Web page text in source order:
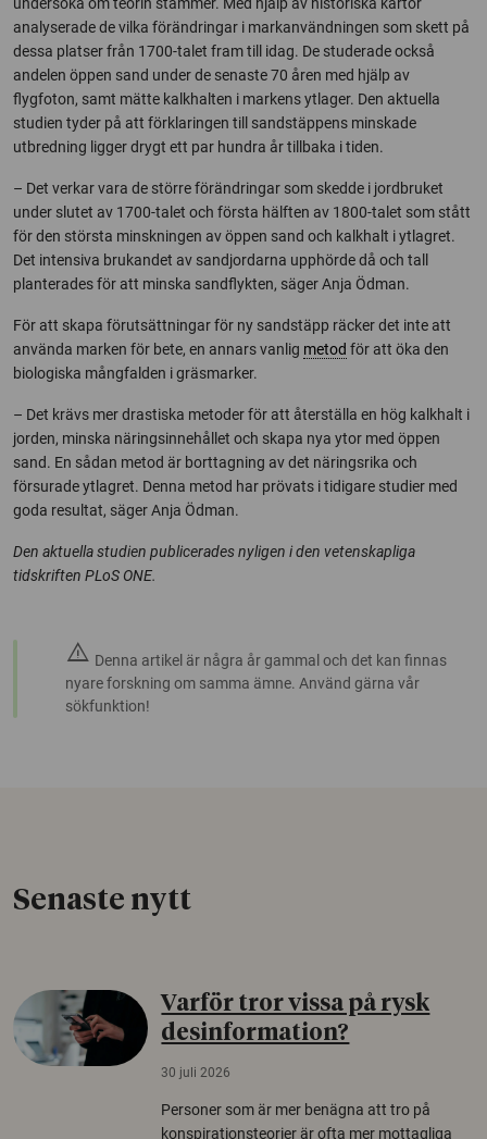
analyserade de vilka förändringar i markanvändningen som skett på
dessa platser från 1700-talet fram till idag. De studerade också
andelen öppen sand under de senaste 70 åren med hjälp av
flygfoton, samt mätte kalkhalten i markens ytlager. Den aktuella
studien tyder på att förklaringen till sandstäppens minskade
utbredning ligger drygt ett par hundra år tillbaka i tiden.
– Det verkar vara de större förändringar som skedde i jordbruket
under slutet av 1700-talet och första hälften av 1800-talet som stått
för den största minskningen av öppen sand och kalkhalt i ytlagret.
Det intensiva brukandet av sandjordarna upphörde då och tall
planterades för att minska sandflykten, säger Anja Ödman.
För att skapa förutsättningar för ny sandstäpp räcker det inte att
använda marken för bete, en annars vanlig metod för att öka den
biologiska mångfalden i gräsmarker.
– Det krävs mer drastiska metoder för att återställa en hög kalkhalt i
jorden, minska näringsinnehållet och skapa nya ytor med öppen
sand. En sådan metod är borttagning av det näringsrika och
försurade ytlagret. Denna metod har prövats i tidigare studier med
goda resultat, säger Anja Ödman.
Den aktuella studien publicerades nyligen i den vetenskapliga
tidskriften PLoS ONE.
warning Denna artikel är några år gammal och det kan finnas
nyare forskning om samma ämne. Använd gärna vår
sökfunktion!
Senaste nytt
Varför tror vissa på rysk
desinformation?
30 juli 2026
Personer som är mer benägna att tro på
konspirationsteorier är ofta mer mottagliga